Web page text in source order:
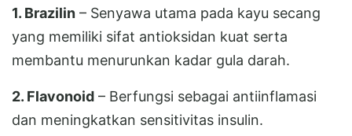
1. Brazilin – Senyawa utama pada kayu secang
yang memiliki sifat antioksidan kuat serta
membantu menurunkan kadar gula darah.
2. Flavonoid – Berfungsi sebagai antiinflamasi
dan meningkatkan sensitivitas insulin.